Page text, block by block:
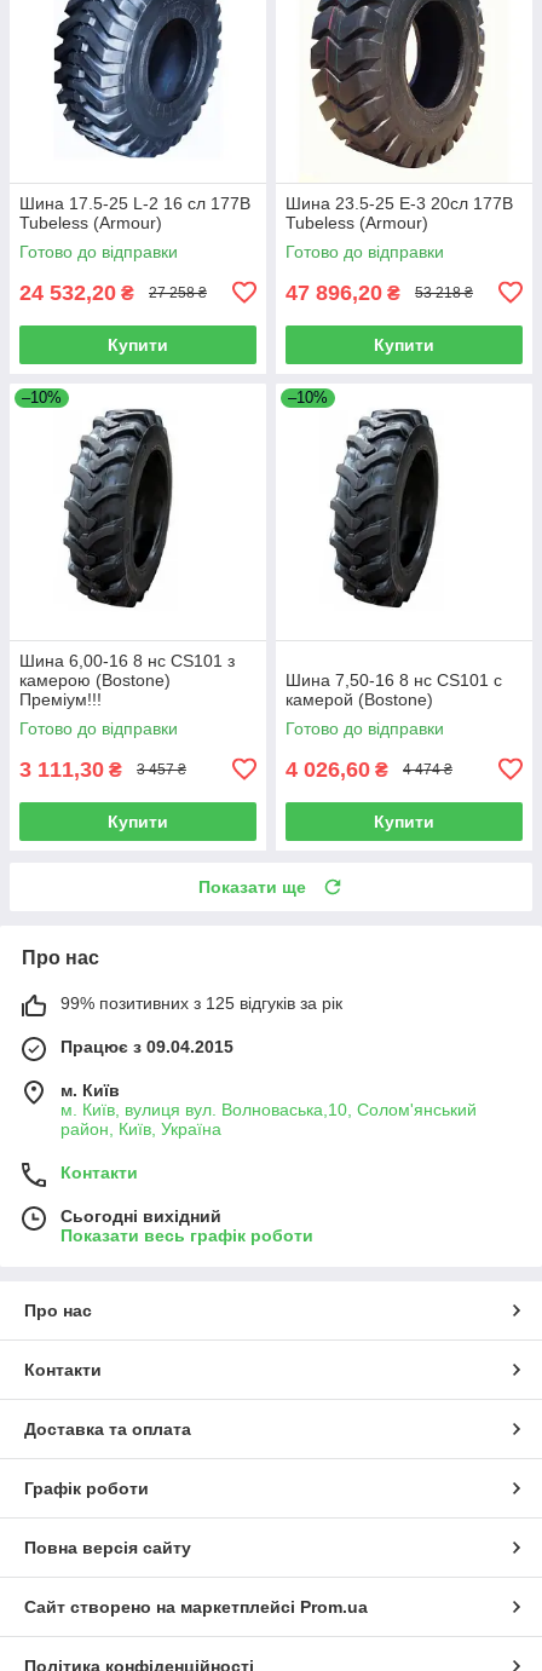
Шина 17.5-25 L-2 16 сл 177B
Tubeless (Armour)
Готово до відправки
24 532,20 ₴ 27 258 ₴
Купити
Шина 23.5-25 E-3 20сл 177B
Tubeless (Armour)
Готово до відправки
47 896,20 ₴ 53 218 ₴
Купити
–10%
Шина 6,00-16 8 нс CS101 з
камерою (Bostone)
Преміум!!!
Готово до відправки
3 111,30 ₴ 3 457 ₴
Купити
–10%
Шина 7,50-16 8 нс CS101 с
камерой (Bostone)
Готово до відправки
4 026,60 ₴ 4 474 ₴
Купити
Показати ще
Про нас
99% позитивних з 125 відгуків за рік
Працює з 09.04.2015
м. Київ
м. Київ, вулиця вул. Волноваська,10, Солом'янський
район, Київ, Україна
Контакти
Сьогодні вихідний
Показати весь графік роботи
Про нас
Контакти
Доставка та оплата
Графік роботи
Повна версія сайту
Сайт створено на маркетплейсі Prom.ua
Політика конфіденційності